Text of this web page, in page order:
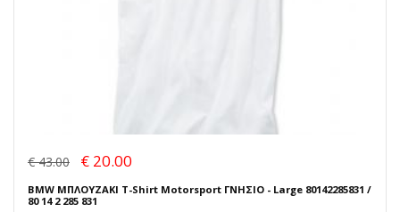
€ 43.00 € 20.00
BMW ΜΠΛΟΥΖΑΚΙ T-Shirt Motorsport ΓΝΗΣΙΟ - Large 80142285831 /
80 14 2 285 831